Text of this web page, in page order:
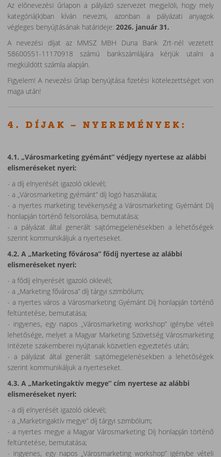
Az előnevezési űrlapon a pályázó szervezet megjelöli, hogy mely
kategóriá(k)ban kíván nevezni, azonban a pályázati anyagok
végleges benyújtásának határideje: 2026. január 31.
A nevezési díjat az MMSZ MBH Duna Bank Zrt-nél vezetett
58600551-11170918 számú bankszámlájára kérjük utalni a
megküldött számla alapján.
Figyelem! A nevezési űrlap benyújtása fizetési kötelezettséget von
maga után!
4. DÍJAK – NYEREMÉNYEK:
4.1. „Városmarketing gyémánt” védjegy nyertese az alábbi
elismeréseket nyeri:
- a díj elnyerését igazoló oklevél;
- a „Városmarketing gyémánt” díj logó használata;
- a nyertes marketing tevékenység a Városmarketing Gyémánt Díj
honlapján történő felsorolása, bemutatása;
- a pályázat által generált sajtómegjelenésekben a lehetőségek
szerint kommunikáljuk a nyerteseket.
4.2. A „Marketing fővárosa” fődíj nyertese az alábbi
elismeréseket nyeri:
- a fődíj elnyerését igazoló oklevél;
- a „Marketing fővárosa” díj tárgyi szimbólum;
- a nyertes város a Városmarketing Gyémánt Díj honlapján történő
feltüntetése, bemutatása;
- ingyenes, egy napos „Városmarketing workshop” igénybe vételi
lehetősége, melyet a Magyar Marketing Szövetség Városmarketing
Intézete szakemberei nyújtanak közvetlen egyeztetés után;
- a pályázat által generált sajtómegjelenésekben a lehetőségek
szerint kommunikáljuk a nyerteseket.
4.3. A „Marketingaktív megye” cím nyertese az alábbi
elismeréseket nyeri:
- a díj elnyerését igazoló oklevél;
- a „Marketingaktív megye” díj tárgyi szimbólum;
- a nyertes megye a Magyar Városmarketing Díj honlapján történő
feltüntetése, bemutatása;
- ingyenes, egy napos „Városmarketing workshop” igénybe vételi